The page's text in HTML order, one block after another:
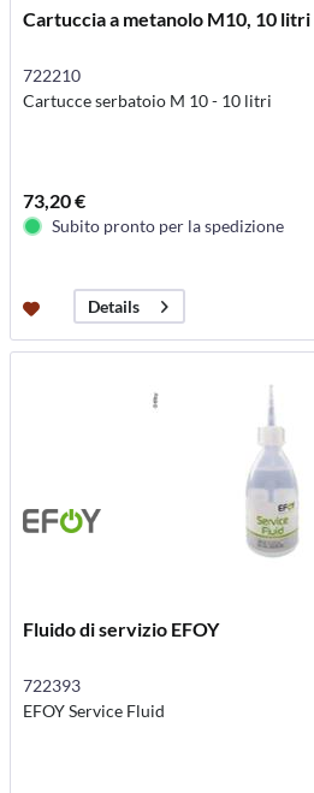
Cartuccia a metanolo M10, 10 litri
722210
Cartucce serbatoio M 10 - 10 litri
73,20 €
Subito pronto per la spedizione
Details
Fluido di servizio EFOY
722393
EFOY Service Fluid